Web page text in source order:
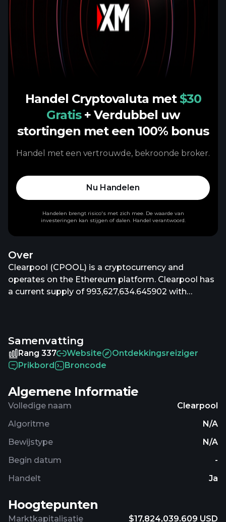
Over
Clearpool (CPOOL) is a cryptocurrency and
operates on the Ethereum platform. Clearpool has
a current supply of 993,627,634.645902 with
112 active market(s) with $397,706.67 traded over
the last 24 hours. More information can be found
at https://clearpool.finance/.
Samenvatting
Rang 337 Website
Ontdekkingsreiziger
Prikbord
Broncode
Algemene Informatie
Volledige naam
Clearpool
Algoritme
N/A
Bewijstype
N/A
Begin datum
-
Handelt
Ja
Hoogtepunten
Marktkapitalisatie $17,824,039.609 USD
Handel Cryptovaluta met $30
Gratis + Verdubbel uw
stortingen met een 100% bonus
Handel met een vertrouwde, bekroonde broker.
Nu Handelen
Handelen brengt risico's met zich mee. De waarde van
investeringen kan stijgen of dalen. Handel verantwoord.